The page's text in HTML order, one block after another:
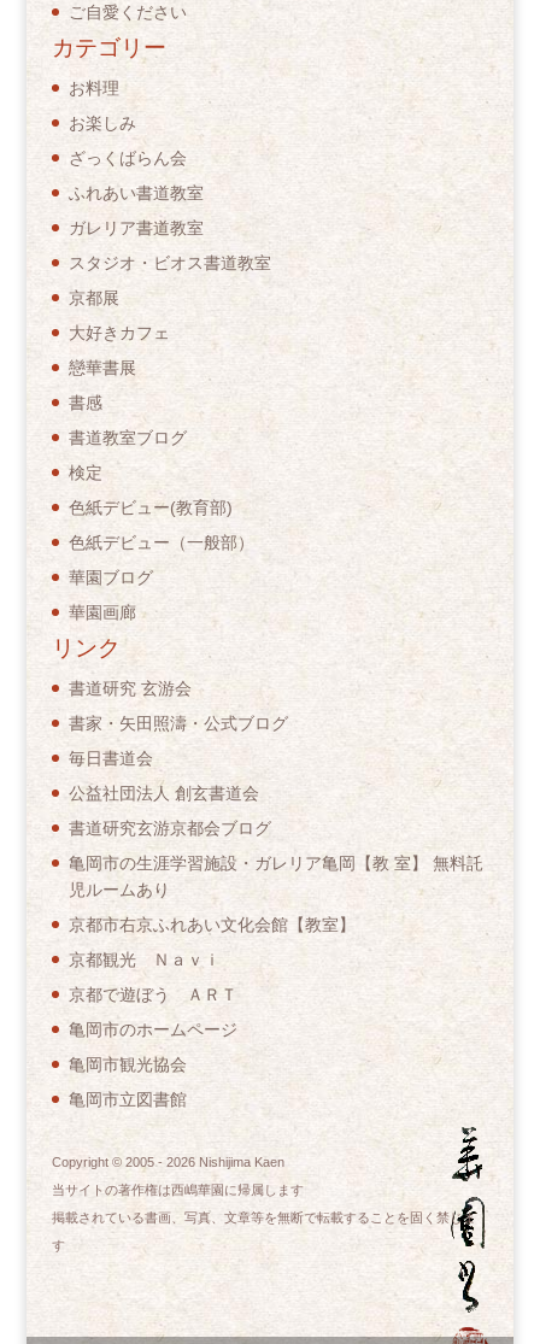
ご自愛ください
カテゴリー
お料理
お楽しみ
ざっくばらん会
ふれあい書道教室
ガレリア書道教室
スタジオ・ビオス書道教室
京都展
大好きカフェ
戀華書展
書感
書道教室ブログ
検定
色紙デビュー(教育部)
色紙デビュー（一般部）
華園ブログ
華園画廊
リンク
書道研究 玄游会
書家・矢田照濤・公式ブログ
毎日書道会
公益社団法人 創玄書道会
書道研究玄游京都会ブログ
亀岡市の生涯学習施設・ガレリア亀岡【教 室】 無料託
児ルームあり
京都市右京ふれあい文化会館【教室】
京都観光 Ｎａｖｉ
京都で遊ぼう ＡＲＴ
亀岡市のホームページ
亀岡市観光協会
亀岡市立図書館
Copyright © 2005 - 2026Nishijima Kaen
当サイトの著作権は西嶋華園に帰属します
掲載されている書画、写真、文章等を無断で転載することを固く禁じま
す